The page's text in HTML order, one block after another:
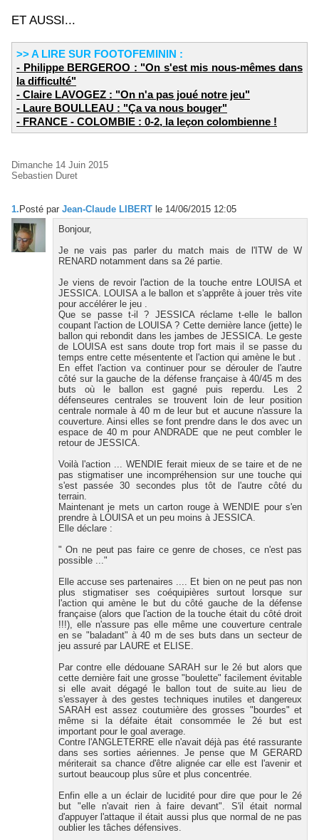
ET AUSSI...
>> A LIRE SUR FOOTOFEMININ :
- Philippe BERGEROO : "On s'est mis nous-mêmes dans
la difficulté"
- Claire LAVOGEZ : "On n'a pas joué notre jeu"
- Laure BOULLEAU : "Ça va nous bouger"
- FRANCE - COLOMBIE : 0-2, la leçon colombienne !
Dimanche 14 Juin 2015
Sebastien Duret
1. Posté par Jean-Claude LIBERT le 14/06/2015 12:05
Bonjour,
Je ne vais pas parler du match mais de l'ITW de W
RENARD notamment dans sa 2é partie.
Je viens de revoir l'action de la touche entre LOUISA et
JESSICA. LOUISA a le ballon et s'apprête à jouer très vite
pour accélérer le jeu .
Que se passe t-il ? JESSICA réclame t-elle le ballon
coupant l'action de LOUISA ? Cette dernière lance (jette) le
ballon qui rebondit dans les jambes de JESSICA. Le geste
de LOUISA est sans doute trop fort mais il se passe du
temps entre cette mésentente et l'action qui amène le but .
En effet l'action va continuer pour se dérouler de l'autre
côté sur la gauche de la défense française à 40/45 m des
buts où le ballon est gagné puis reperdu. Les 2
défenseures centrales se trouvent loin de leur position
centrale normale à 40 m de leur but et aucune n'assure la
couverture. Ainsi elles se font prendre dans le dos avec un
espace de 40 m pour ANDRADE que ne peut combler le
retour de JESSICA.
Voilà l'action ... WENDIE ferait mieux de se taire et de ne
pas stigmatiser une incompréhension sur une touche qui
s'est passée 30 secondes plus tôt de l'autre côté du
terrain.
Maintenant je mets un carton rouge à WENDIE pour s'en
prendre à LOUISA et un peu moins à JESSICA.
Elle déclare :
" On ne peut pas faire ce genre de choses, ce n'est pas
possible ..."
Elle accuse ses partenaires .... Et bien on ne peut pas non
plus stigmatiser ses coéquipières surtout lorsque sur
l'action qui amène le but du côté gauche de la défense
française (alors que l'action de la touche était du côté droit
!!!), elle n'assure pas elle même une couverture centrale
en se "baladant" à 40 m de ses buts dans un secteur de
jeu assuré par LAURE et ELISE.
Par contre elle dédouane SARAH sur le 2é but alors que
cette dernière fait une grosse "boulette" facilement évitable
si elle avait dégagé le ballon tout de suite.au lieu de
s'essayer à des gestes techniques inutiles et dangereux
SARAH est assez coutumière des grosses "bourdes" et
même si la défaite était consommée le 2é but est
important pour le goal average.
Contre l'ANGLETERRE elle n'avait déjà pas été rassurante
dans ses sorties aériennes. Je pense que M GERARD
mériterait sa chance d'être alignée car elle est l'avenir et
surtout beaucoup plus sûre et plus concentrée.
Enfin elle a un éclair de lucidité pour dire que pour le 2é
but "elle n'avait rien à faire devant". S'il était normal
d'appuyer l'attaque il était aussi plus que normal de ne pas
oublier les tâches défensives.